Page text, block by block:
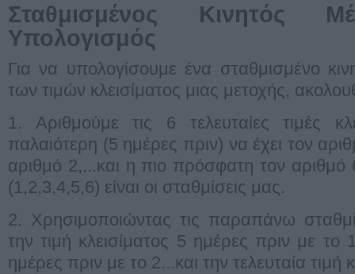
Σταθμισμένος
Υπολογισμός
Για να υπολογίσουμε ένα σταθμισμένο
των τιμών κλεισίματος μιας μετοχής,
1. Αριθμούμε τις 6 τελευταίες τιμές
παλαιότερη (5 ημέρες πριν) να έχει τον
αριθμό 2,...και η πιο πρόσφατη τον
(1,2,3,4,5,6) είναι οι σταθμίσεις μας.
2. Χρησιμοποιώντας τις παραπάνω
την τιμή κλεισίματος 5 ημέρες πριν με το
ημέρες πριν με το 2...και την τελευταία τιμή